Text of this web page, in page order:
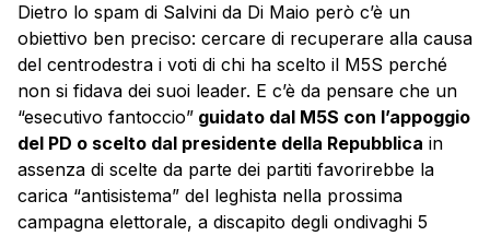
Dietro lo spam di Salvini da Di Maio però c’è un
obiettivo ben preciso: cercare di recuperare alla causa
del centrodestra i voti di chi ha scelto il M5S perché
non si fidava dei suoi leader. E c’è da pensare che un
“esecutivo fantoccio” guidato dal M5S con l’appoggio
del PD o scelto dal presidente della Repubblica in
assenza di scelte da parte dei partiti favorirebbe la
carica “antisistema” del leghista nella prossima
campagna elettorale, a discapito degli ondivaghi 5